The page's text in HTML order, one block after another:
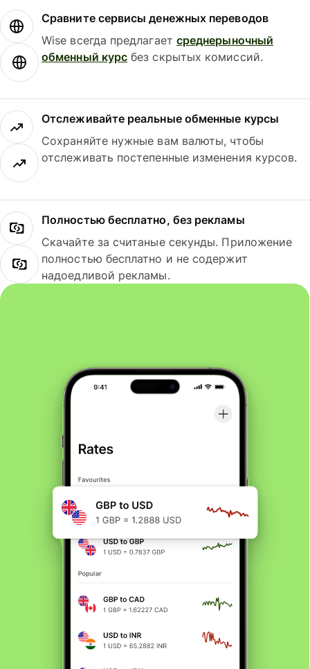
Сравните сервисы денежных переводов
Wise всегда предлагает среднерыночный
обменный курс без скрытых комиссий.
Отслеживайте реальные обменные курсы
Сохраняйте нужные вам валюты, чтобы
отслеживать постепенные изменения курсов.
Полностью бесплатно, без рекламы
Скачайте за считаные секунды. Приложение
полностью бесплатно и не содержит
надоедливой рекламы.